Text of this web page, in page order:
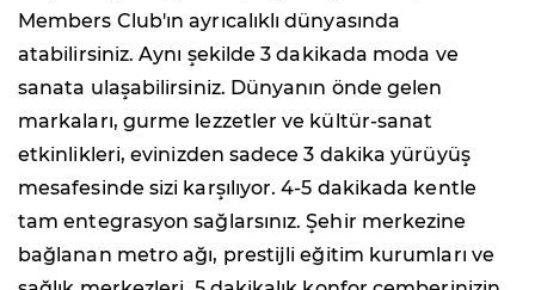
Members Club'ın ayrıcalıklı dünyasında
atabilirsiniz. Aynı şekilde 3 dakikada moda ve
sanata ulaşabilirsiniz. Dünyanın önde gelen
markaları, gurme lezzetler ve kültür-sanat
etkinlikleri, evinizden sadece 3 dakika yürüyüş
mesafesinde sizi karşılıyor. 4-5 dakikada kentle
tam entegrasyon sağlarsınız. Şehir merkezine
bağlanan metro ağı, prestijli eğitim kurumları ve